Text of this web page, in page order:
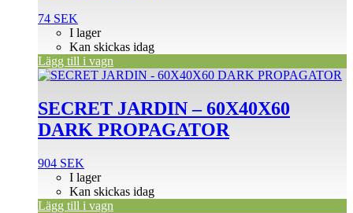
74 SEK
I lager
Kan skickas idag
Lägg till i vagn
SECRET JARDIN – 60X40X60
DARK PROPAGATOR
904 SEK
I lager
Kan skickas idag
Lägg till i vagn